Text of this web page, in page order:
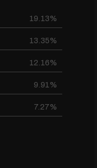
19.13%
13.35%
12.16%
9.91%
7.27%